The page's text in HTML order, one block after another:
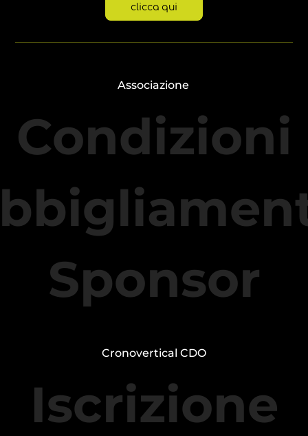
clicca qui
Associazione
Condizioni
Sponsor
Cronovertical CDO
Iscrizione